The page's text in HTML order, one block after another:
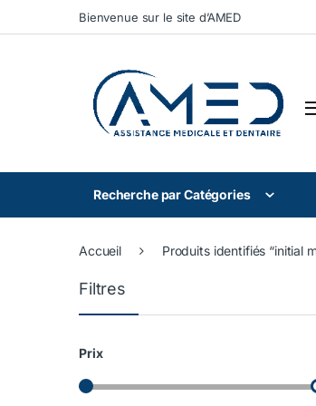
Skip to navigation
Skip to contentBienvenue sur le site d’AMED
Recherche par Catégories
Accueil Produits identifiés “initial
Filtres
Prix